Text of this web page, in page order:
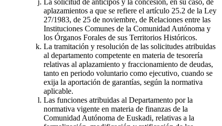
La solicitud de anticipos y la concesión, en su caso, de
aplazamientos a que se refiere el artículo 25.2 de la Ley
27/1983, de 25 de noviembre, de Relaciones entre las
Instituciones Comunes de la Comunidad Autónoma y
los Órganos Forales de sus Territorios Históricos.
La tramitación y resolución de las solicitudes atribuidas
al departamento competente en materia de tesorería
relativas al aplazamiento y fraccionamiento de deudas,
tanto en periodo voluntario como ejecutivo, cuando se
exija la aportación de garantías, según la normativa
aplicable.
Las funciones atribuidas al Departamento por la
normativa vigente en materia de finanzas de la
Comunidad Autónoma de Euskadi, relativas a la